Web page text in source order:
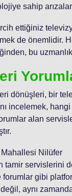
sahip
ettiğiniz
de önemlidir.
bu
dönüşleri, bir
incelemek,
alan
Mahallesi Nilüfer
tamir servislerini
forumlar gibi
aynı